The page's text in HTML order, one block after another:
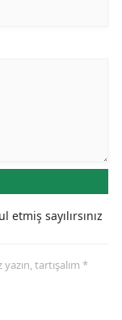
etmiş sayılırsınız
tartışalım *